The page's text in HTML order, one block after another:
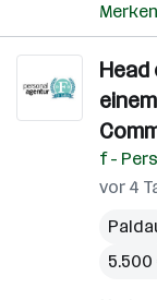
Merken
Head
f -
vor 4
5.500